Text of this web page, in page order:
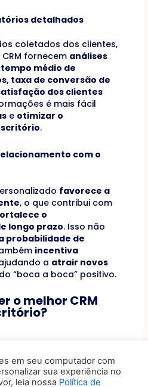
detalhados
coletados dos clientes,
fornecem análises
médio de
taxa de conversão de
dos clientes
é mais fácil
e otimizar o
.
com o
favorece a
, o que contribui com
o
longo prazo. Isso não
probabilidade de
incentiva
a atrair novos
“boca a boca” positivo.
o melhor CRM
o melhor CRM para
confira os principais:
em seu computador com
sua experiência no
leia nossa Política de